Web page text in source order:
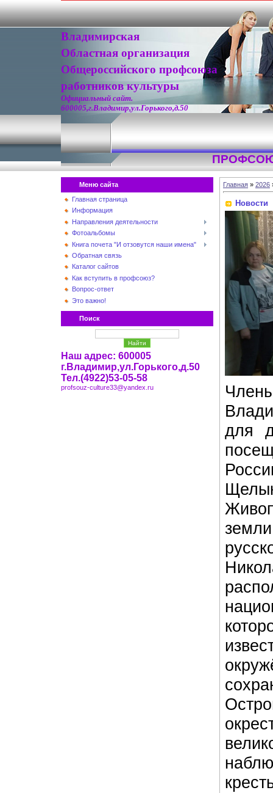
Владимирская
Областная организация
Общероссийского профсоюза
работников культуры
Официальный сайт.
600005,г.Владимир,ул.Горького,д.50
Меню сайта
Главная страница
Информация
Направления деятельности
Фотоальбомы
Книга почета "И отзовутся наши имена"
Обратная связь
Каталог сайтов
Как вступить в профсоюз?
Вопрос-ответ
Это важно!
Поиск
Наш адрес: 600005
г.Владимир,ул.Горького,д.50
Тел.(4922)53-05-58
profsouz-culture33@yandex.ru
Главная » 2026
Новости
для